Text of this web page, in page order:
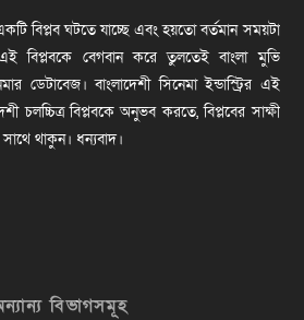
বিপ্লব ঘটতে যাচ্ছে এবং হয়তো বর্তমান সময়টা
বিপ্লবকে বেগবান করে তুলতেই বাংলা মুভি
ডেটাবেজ। বাংলাদেশী সিনেমা ইন্ডাস্ট্রির এই
চলচ্চিত্র বিপ্লবকে অনুভব করতে, বিপ্লবের সাক্ষী
থাকুন। ধন্যবাদ।
বিভাগসমূহ